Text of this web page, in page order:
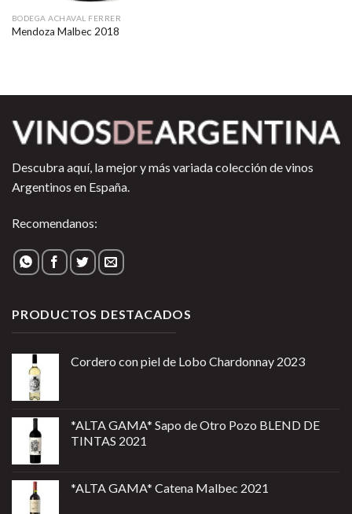
BODEGA ACHAVAL FERRER
Mendoza Malbec 2018
Descubra aquí, la mejor y más variada colección de vinos
Argentinos en España.
Recomendanos:
PRODUCTOS DESTACADOS
Cordero con piel de Lobo Chardonnay 2023
*ALTA GAMA* Sapo de Otro Pozo BLEND DE
TINTAS 2021
*ALTA GAMA* Catena Malbec 2021